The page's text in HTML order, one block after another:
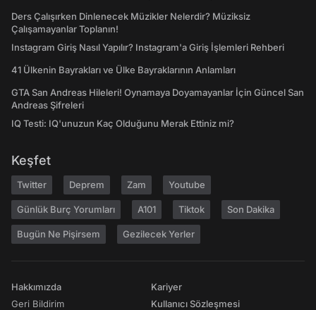
Ders Çalışırken Dinlenecek Müzikler Nelerdir? Müziksiz
Çalışamayanlar Toplanın!
Instagram Giriş Nasıl Yapılır? Instagram'a Giriş İşlemleri Rehberi
41 Ülkenin Bayrakları ve Ülke Bayraklarının Anlamları
GTA San Andreas Hileleri! Oynamaya Doyamayanlar İçin Güncel San
Andreas Şifreleri
IQ Testi: IQ'unuzun Kaç Olduğunu Merak Ettiniz mi?
Keşfet
Twitter Deprem Zam Youtube
Günlük Burç Yorumları A101 Tiktok Son Dakika
Bugün Ne Pişirsem Gezilecek Yerler
Hakkımızda
Geri Bildirim
Kariyer
Kullanıcı Sözleşmesi